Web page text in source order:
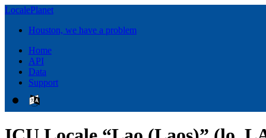
LocalePlanet
Houston, we have a problem
Home
API
Data
Support